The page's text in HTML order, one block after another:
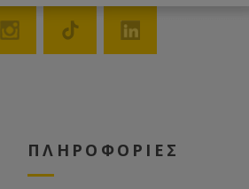
ΠΛΗΡΟΦΟΡΙΕΣ